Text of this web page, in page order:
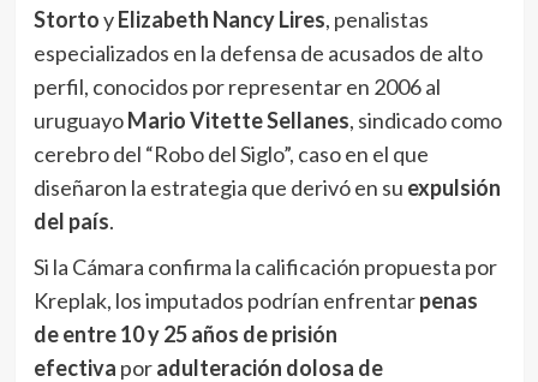
StortoyElizabeth Nancy Lires, penalistas
especializados en la defensa de acusados de alto
perfil, conocidos por representar en 2006 al
uruguayoMario Vitette Sellanes, sindicado como
cerebro del “Robo del Siglo”, caso en el que
diseñaron la estrategia que derivó en su expulsión
del país.
Si la Cámara confirma la calificación propuesta por
Kreplak, los imputados podrían enfrentarpenas
de entre 10 y 25 años de prisión
efectiva poradulteración dolosa de